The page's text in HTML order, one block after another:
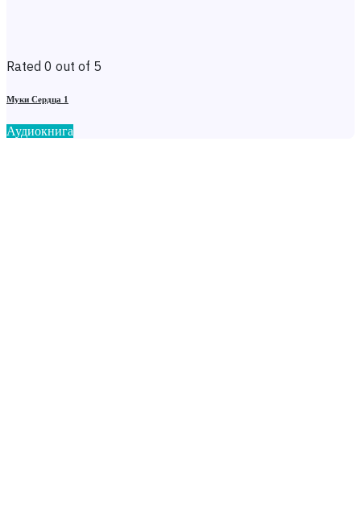
Rated 0 out of 5
Муки Сердца 1
Аудиокнига